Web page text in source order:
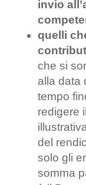
invio
quelli
che si
alla data
tempo
redigere
del
solo gli
somma